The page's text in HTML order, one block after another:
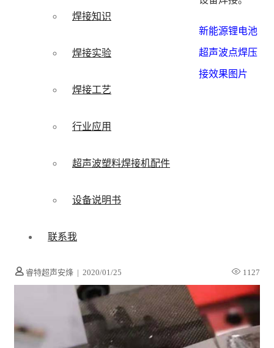
焊接知识
焊接实验
焊接工艺
行业应用
超声波塑料焊接机配件
设备说明书
联系我
睿特超声安烽 | 2020/01/25 1127
新能源锂电池
超声波点焊压
接效果图片